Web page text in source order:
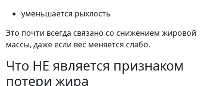
уменьшается рыхлость
Это почти всегда связано со снижением жировой
массы, даже если вес меняется слабо.
Что НЕ является признаком
потери жира